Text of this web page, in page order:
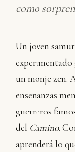
como
Un joven
experimentado
un monje zen.
enseñanzas
guerreros
del Camino.
aprenderá lo